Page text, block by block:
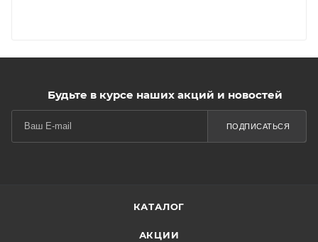
Будьте в курсе наших акций и новостей
ПОДПИСАТЬСЯ
КАТАЛОГ
АКЦИИ